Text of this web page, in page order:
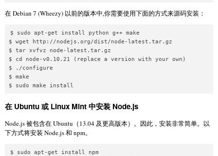
在 Debian 7 (Wheezy) 以前的版本中,你需要使用下面的方式来源码安装：
$ sudo apt-get install python g++ make
$ wget http://nodejs.org/dist/node-latest.tar.gz
$ tar xvfvz node-latest.tar.gz
$ cd node-v0.10.21 (replace a version with your own)
$ ./configure
$ make
在 Ubuntu 或 Linux Mint 中安装 Node.js
Node.js 被包含在 Ubuntu（13.04 及更高版本）。因此，安装非常简单。以
下方式将安装 Node.js 和 npm。
$ sudo apt-get install npm